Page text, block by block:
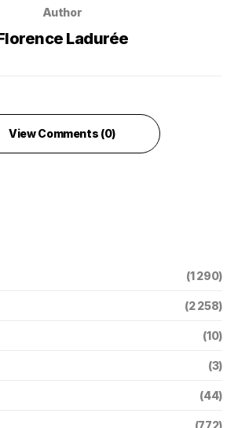
Author
Ladurée
View Comments (0)
(1 290)
(2 258)
(10)
(3)
(44)
(772)